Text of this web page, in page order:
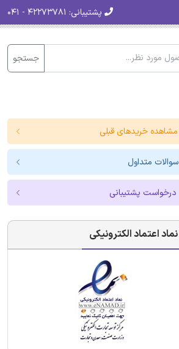
پشتیبانی:
جستجو
مشاهده خریدهای قبلی
سوالات متداول
درخواست پشتیبانی
نماد اعتماد الکترونیکی